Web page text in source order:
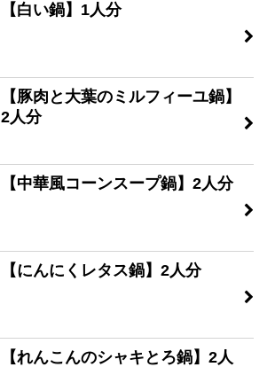
【白い鍋】1人分
【豚肉と大葉のミルフィーユ鍋】
2人分
【中華風コーンスープ鍋】2人分
【にんにくレタス鍋】2人分
【れんこんのシャキとろ鍋】2人